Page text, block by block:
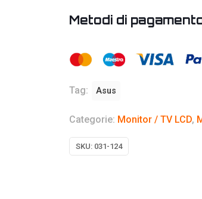
Metodi di
Tag: Asus
Categorie: Monitor / TV LCD,
SKU: 031-124